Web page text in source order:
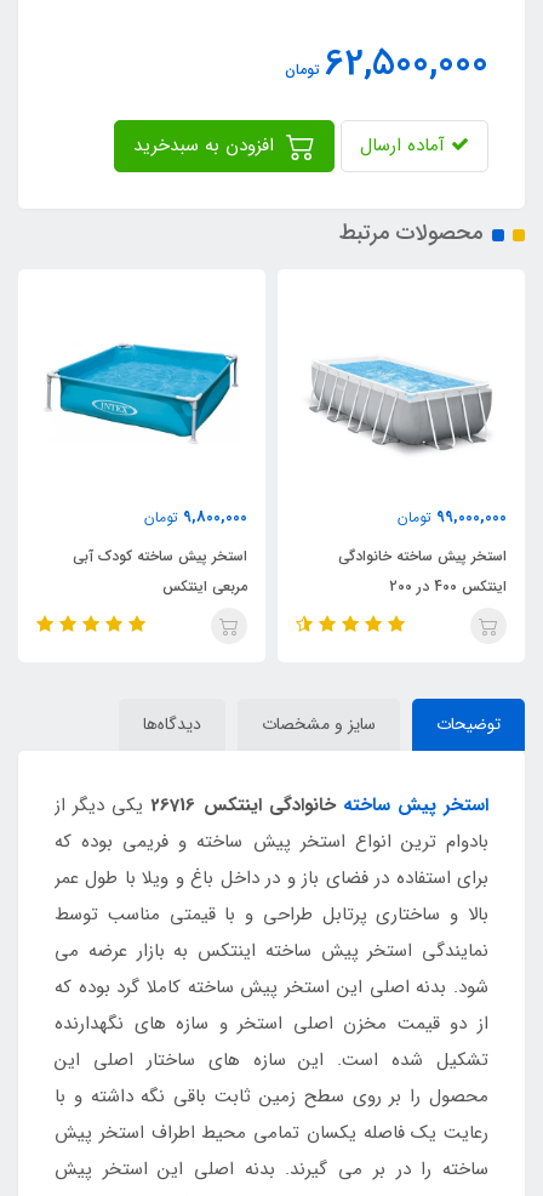
62,500,000 تومان
آماده ارسال
محصولات مرتبط
9,800,000
استخر پیش ساخته کودک آبی
مربعی اینتکس
91,000,000
در 201 مستطیلی
توضیحات سایز و مشخصات دیدگاه‌ها
استخر پیش ساخته خانوادگی اینتکس 26716
یکی دیگر از
بادوام ترین انواع استخر پیش ساخته و فریمی بوده که
برای استفاده در فضای باز و در داخل باغ و ویلا با طول عمر
بالا و ساختاری پرتابل طراحی و با قیمتی مناسب توسط
نمایندگی استخر پیش ساخته اینتکس به بازار عرضه می
شود. بدنه اصلی این استخر پیش ساخته کاملا گرد بوده که
از دو قیمت مخزن اصلی استخر و سازه های نگهدارنده
تشکیل شده است. این سازه های ساختار اصلی این
محصول را بر روی سطح زمین ثابت باقی نگه داشته و با
رعایت یک فاصله یکسان تمامی محیط اطراف استخر پیش
ساخته را در بر می گیرند. بدنه اصلی این استخر پیش